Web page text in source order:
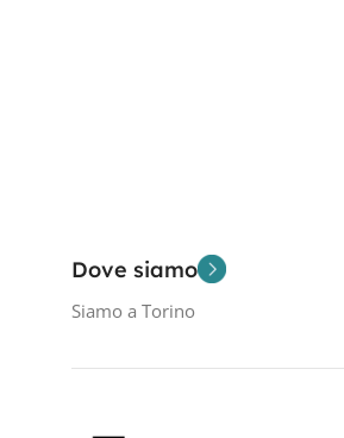
Dove siamo
Siamo a Torino